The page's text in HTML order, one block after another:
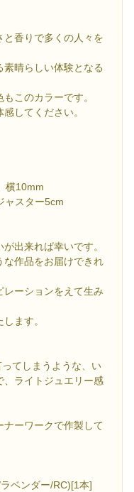
香りで多くの人々を
晴らしい体験となる
このカラーです。
してください。
横10mm
ャスター5cm
出来れば幸いです。
な作品をお届けできれ
レーションをえて生み
ます。
てしまうような、い
、ライトジュエリー感
ナーワークで作製して
ベンダー/RC)[1本]